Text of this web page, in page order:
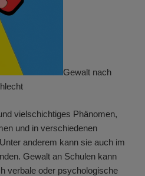
Gewalt nach
vielschichtiges Phänomen,
und in verschiedenen
anderem kann sie auch im
Gewalt an Schulen kann
verbale oder psychologische